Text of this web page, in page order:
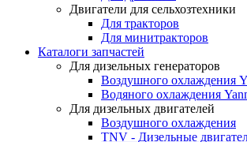
Двигатели для сельхозтехники
Для тракторов
Для минитракторов
Каталоги запчастей
Для дизельных генераторов
Воздушного охлаждения
Водяного охлаждения
Для дизельных двигателей
Воздушного охлаждения
TNV - Дизельные